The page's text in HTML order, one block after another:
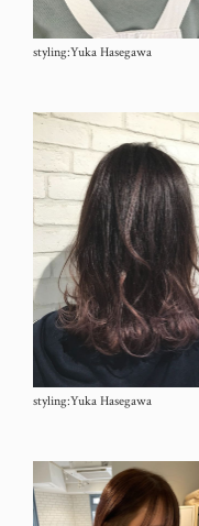
styling:Yuka Hasegawa
styling:Yuka Hasegawa